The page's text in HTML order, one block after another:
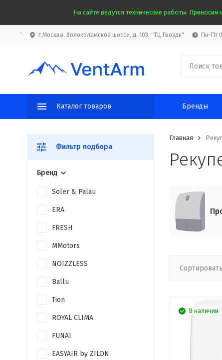
На сайте ведутся технические работы.
` г.Москва. Волоколамское шоссе, д. 103, "ТЦ Гвоздь" Пн-Пт
Каталог товаров Бренды
Главная
В наличии
Фильтр подбора
Бренд
Soler & Palau
ERA
FRESH
MMotors
NOIZZLESS
Ballu
Tion
ROYAL CLIMA
FUNAI
EASYAIR by ZILON